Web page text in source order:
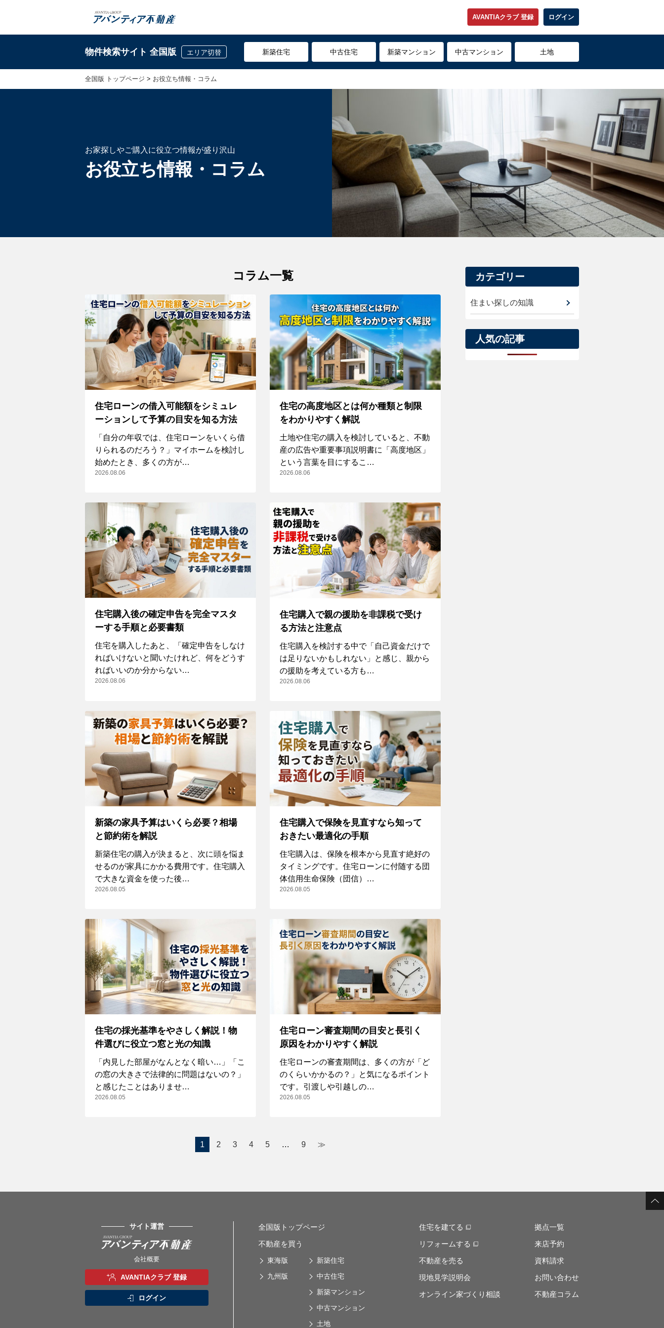
AVANTIAクラブ 登録 ログイン
物件検索サイト 全国版 エリア切替 新築住宅 中古住宅 新築マンション 中古マンション 土地
全国版 トップページ > お役立ち情報・コラム
お家探しやご購入に役立つ情報が盛り沢山
お役立ち情報・コラム
コラム一覧
住宅ローンの借入可能額をシミュレ
ーションして予算の目安を知る方法
「自分の年収では、住宅ローンをいくら借
りられるのだろう？」マイホームを検討し
始めたとき、多くの方が…
2026.08.06
住宅の高度地区とは何か種類と制限
をわかりやすく解説
土地や住宅の購入を検討していると、不動
産の広告や重要事項説明書に「高度地区」
という言葉を目にするこ…
2026.08.06
住宅購入後の確定申告を完全マスタ
ーする手順と必要書類
住宅を購入したあと、「確定申告をしなけ
ればいけないと聞いたけれど、何をどうす
ればいいのか分からない…
2026.08.06
住宅購入で親の援助を非課税で受け
る方法と注意点
住宅購入を検討する中で「自己資金だけで
は足りないかもしれない」と感じ、親から
の援助を考えている方も…
2026.08.06
新築の家具予算はいくら必要？相場
と節約術を解説
新築住宅の購入が決まると、次に頭を悩ま
せるのが家具にかかる費用です。住宅購入
で大きな資金を使った後…
2026.08.05
住宅購入で保険を見直すなら知って
おきたい最適化の手順
住宅購入は、保険を根本から見直す絶好の
タイミングです。住宅ローンに付随する団
体信用生命保険（団信）…
2026.08.05
住宅の採光基準をやさしく解説！物
件選びに役立つ窓と光の知識
「内見した部屋がなんとなく暗い…」「こ
の窓の大きさで法律的に問題はないの？」
と感じたことはありませ…
2026.08.05
住宅ローン審査期間の目安と長引く
原因をわかりやすく解説
住宅ローンの審査期間は、多くの方が「ど
のくらいかかるの？」と気になるポイント
です。引渡しや引越しの…
2026.08.05
1 2 3 4 5 … 9 ≫
カテゴリー
住まい探しの知識
人気の記事
サイト運営
会社概要
AVANTIAクラブ 登録
ログイン
全国版トップページ
不動産を買う
東海版
九州版
新築住宅
中古住宅
新築マンション
中古マンション
土地
住宅を建てる
リフォームする
不動産を売る
現地見学説明会
オンライン家づくり相談
拠点一覧
来店予約
資料請求
お問い合わせ
不動産コラム